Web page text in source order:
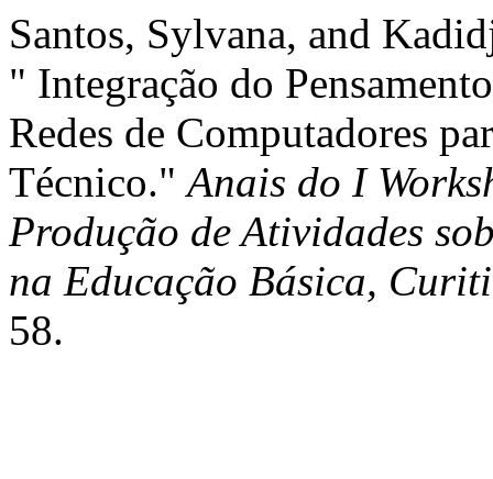
Santos, Sylvana, and
" Integração do
Redes de Computadores
Técnico."Anais do I
Produção de Atividades
na Educação Básica,
58.